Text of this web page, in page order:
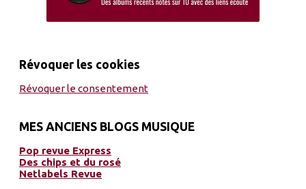
Révoquer les cookies
Révoquer le consentement
MES ANCIENS BLOGS MUSIQUE
Pop revue Express
Des chips et du rosé
Netlabels Revue